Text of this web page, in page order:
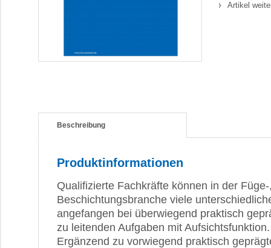
Artikel
Beschreibung
Produktinformationen
Qualifizierte Fachkräfte können in der
Beschichtungsbranche viele
angefangen bei überwiegend praktisch
zu leitenden Aufgaben mit Aufsichtsfunktion.
Ergänzend zu vorwiegend praktisch